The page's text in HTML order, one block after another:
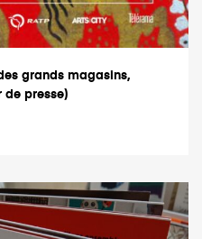
grands magasins,
de presse)